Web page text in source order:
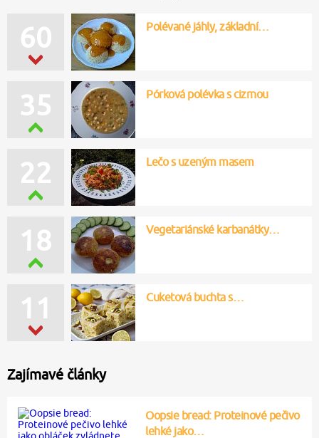
60 Polévané jáhly, základní…
35 Pórková polévka s cizrnou
22 Lečo s uzeným masem
18 Vegetariánské karbanátky…
11 Cuketová buchta s…
Zajímavé články
Oopsie bread: Proteinové pečivo
lehké jako…